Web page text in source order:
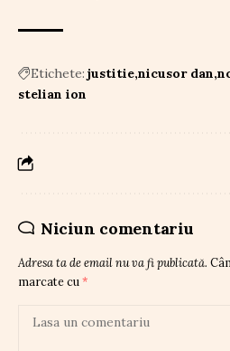
Etichete: justitie nicusor dan
stelian ion
Niciun comentariu
Adresa ta de email nu va fi publicată.
marcate cu *